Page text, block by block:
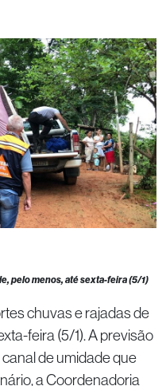
pelo menos, até sexta-feira (5/1)
chuvas e rajadas de
feira (5/1). A previsão
de umidade que
a Coordenadoria